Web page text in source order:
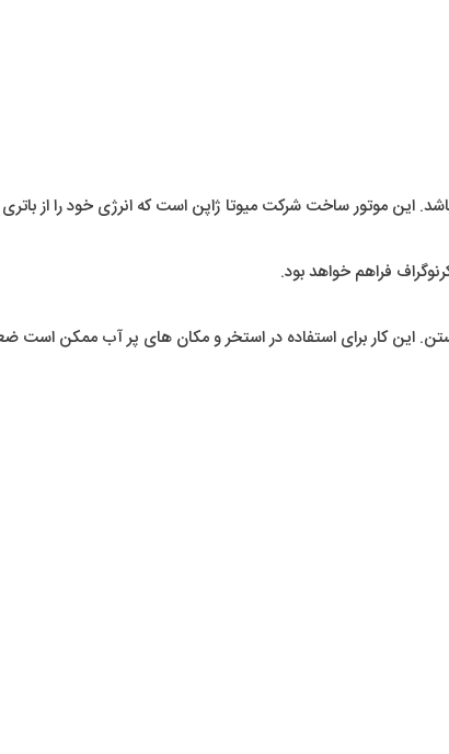
این موتور ساخت شرکت میوتا ژاپن است که انرژی خود را از
فراهم خواهد بود.
کار برای استفاده در استخر و مکان های پر آب ممکن است